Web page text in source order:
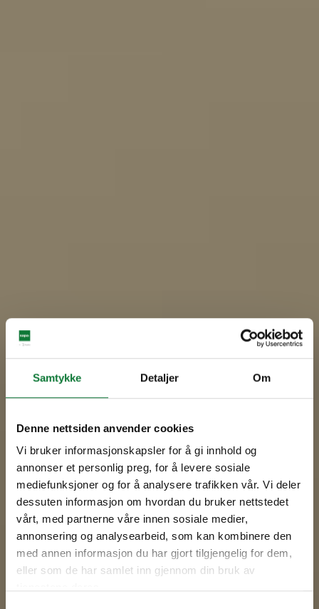
Samtykke Detaljer Om
Denne nettsiden anvender cookies
Vi bruker informasjonskapsler for å gi innhold og
annonser et personlig preg, for å levere sosiale
mediefunksjoner og for å analysere trafikken vår. Vi deler
dessuten informasjon om hvordan du bruker nettstedet
vårt, med partnerne våre innen sosiale medier,
annonsering og analysearbeid, som kan kombinere den
med annen informasjon du har gjort tilgjengelig for dem,
eller som de har samlet inn gjennom din bruk av